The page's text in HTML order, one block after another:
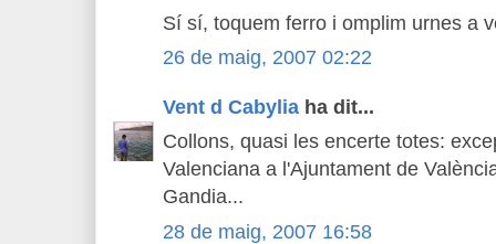
Sí sí, toquem ferro i omplim urnes a
26 de maig, 2007 02:22
Vent d Cabylia ha dit...
Collons, quasi les encerte totes:
Valenciana a l'Ajuntament de
Gandia...
28 de maig, 2007 16:58